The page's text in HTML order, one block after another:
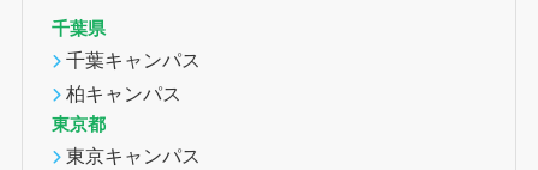
千葉県
千葉キャンパス
柏キャンパス
東京都
東京キャンパス